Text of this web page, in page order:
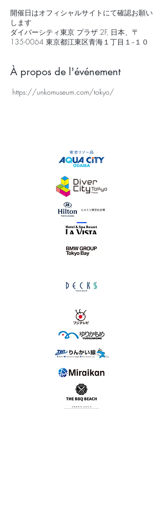
開催日はオフィシャルサイトにて確認お願い
します
ダイバーシティ東京 プラザ 2F, 日本、〒
135-0064 東京都江東区青海１丁目１−１０
À propos de l'événement
https://unkomuseum.com/tokyo/